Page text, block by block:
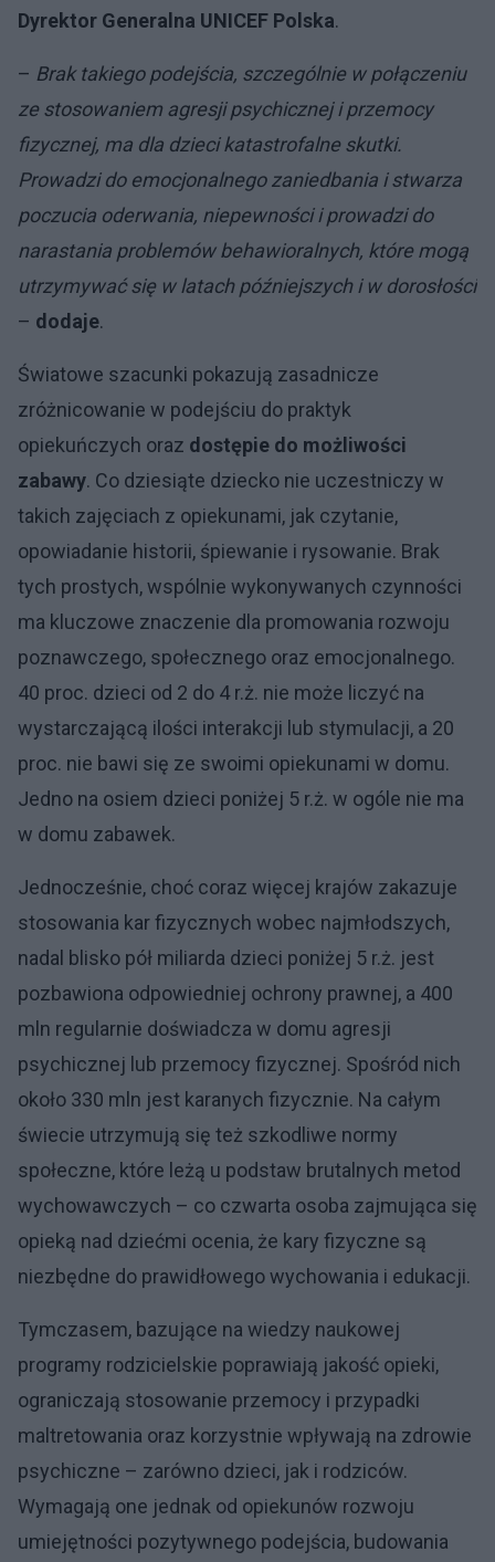
Dyrektor Generalna UNICEF Polska.
– Brak takiego podejścia, szczególnie w połączeniu
ze stosowaniem agresji psychicznej i przemocy
fizycznej, ma dla dzieci katastrofalne skutki.
Prowadzi do emocjonalnego zaniedbania i stwarza
poczucia oderwania, niepewności i prowadzi do
narastania problemów behawioralnych, które mogą
utrzymywać się w latach późniejszych i w dorosłości
– dodaje.
Światowe szacunki pokazują zasadnicze
zróżnicowanie w podejściu do praktyk
opiekuńczych oraz dostępie do możliwości
zabawy. Co dziesiąte dziecko nie uczestniczy w
takich zajęciach z opiekunami, jak czytanie,
opowiadanie historii, śpiewanie i rysowanie. Brak
tych prostych, wspólnie wykonywanych czynności
ma kluczowe znaczenie dla promowania rozwoju
poznawczego, społecznego oraz emocjonalnego.
40 proc. dzieci od 2 do 4 r.ż. nie może liczyć na
wystarczającą ilości interakcji lub stymulacji, a 20
proc. nie bawi się ze swoimi opiekunami w domu.
Jedno na osiem dzieci poniżej 5 r.ż. w ogóle nie ma
w domu zabawek.
Jednocześnie, choć coraz więcej krajów zakazuje
stosowania kar fizycznych wobec najmłodszych,
nadal blisko pół miliarda dzieci poniżej 5 r.ż. jest
pozbawiona odpowiedniej ochrony prawnej, a 400
mln regularnie doświadcza w domu agresji
psychicznej lub przemocy fizycznej. Spośród nich
około 330 mln jest karanych fizycznie. Na całym
świecie utrzymują się też szkodliwe normy
społeczne, które leżą u podstaw brutalnych metod
wychowawczych – co czwarta osoba zajmująca się
opieką nad dziećmi ocenia, że kary fizyczne są
niezbędne do prawidłowego wychowania i edukacji.
Tymczasem, bazujące na wiedzy naukowej
programy rodzicielskie poprawiają jakość opieki,
ograniczają stosowanie przemocy i przypadki
maltretowania oraz korzystnie wpływają na zdrowie
psychiczne – zarówno dzieci, jak i rodziców.
Wymagają one jednak od opiekunów rozwoju
umiejętności pozytywnego podejścia, budowania